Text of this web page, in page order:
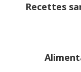
Recettes